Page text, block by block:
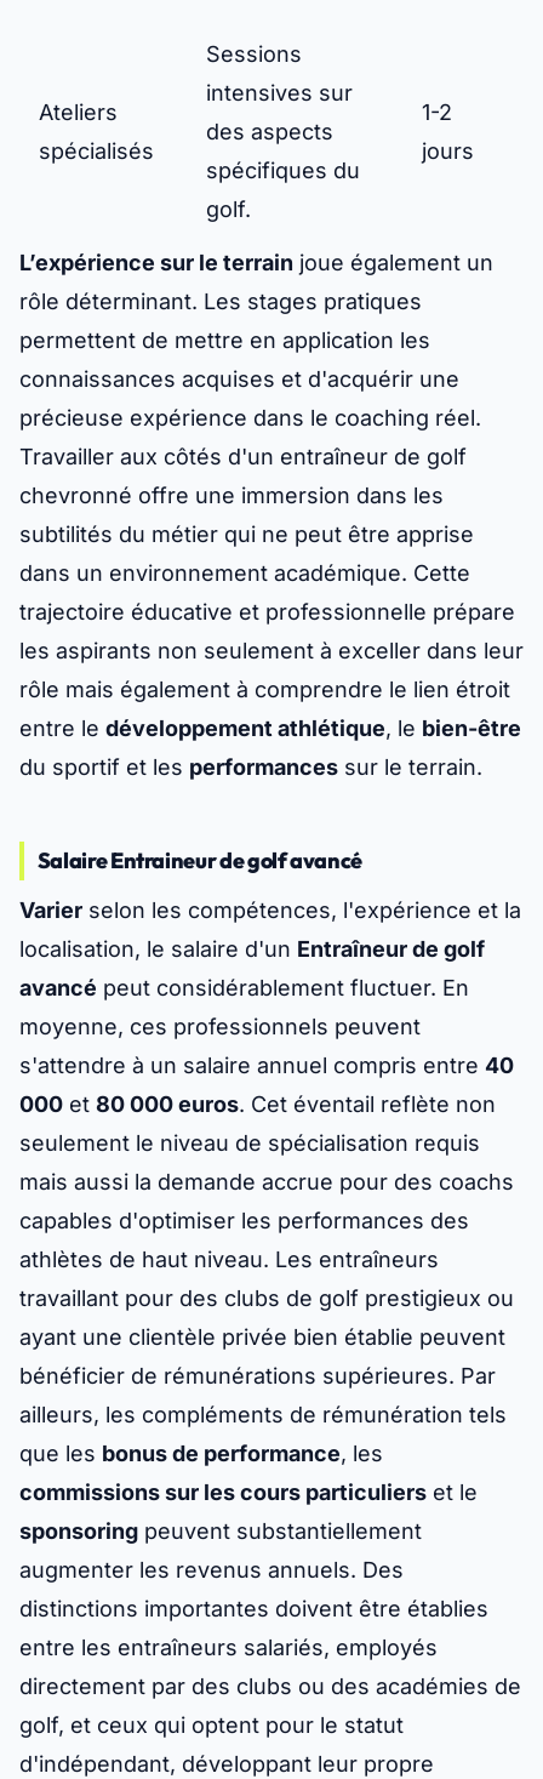
Ateliers
spécialisés
Sessions
intensives sur
des aspects
spécifiques du
golf.
1-2
jours
L’expérience sur le terrain joue également un
rôle déterminant. Les stages pratiques
permettent de mettre en application les
connaissances acquises et d'acquérir une
précieuse expérience dans le coaching réel.
Travailler aux côtés d'un entraîneur de golf
chevronné offre une immersion dans les
subtilités du métier qui ne peut être apprise
dans un environnement académique. Cette
trajectoire éducative et professionnelle prépare
les aspirants non seulement à exceller dans leur
rôle mais également à comprendre le lien étroit
entre le développement athlétique, le bien-être
du sportif et les performances sur le terrain.
Salaire Entraineur de golf avancé
Varier selon les compétences, l'expérience et la
localisation, le salaire d'un Entraîneur de golf
avancé peut considérablement fluctuer. En
moyenne, ces professionnels peuvent
s'attendre à un salaire annuel compris entre 40
000 et 80 000 euros. Cet éventail reflète non
seulement le niveau de spécialisation requis
mais aussi la demande accrue pour des coachs
capables d'optimiser les performances des
athlètes de haut niveau. Les entraîneurs
travaillant pour des clubs de golf prestigieux ou
ayant une clientèle privée bien établie peuvent
bénéficier de rémunérations supérieures. Par
ailleurs, les compléments de rémunération tels
que les bonus de performance, les
commissions sur les cours particuliers et le
sponsoring peuvent substantiellement
augmenter les revenus annuels. Des
distinctions importantes doivent être établies
entre les entraîneurs salariés, employés
directement par des clubs ou des académies de
golf, et ceux qui optent pour le statut
d'indépendant, développant leur propre